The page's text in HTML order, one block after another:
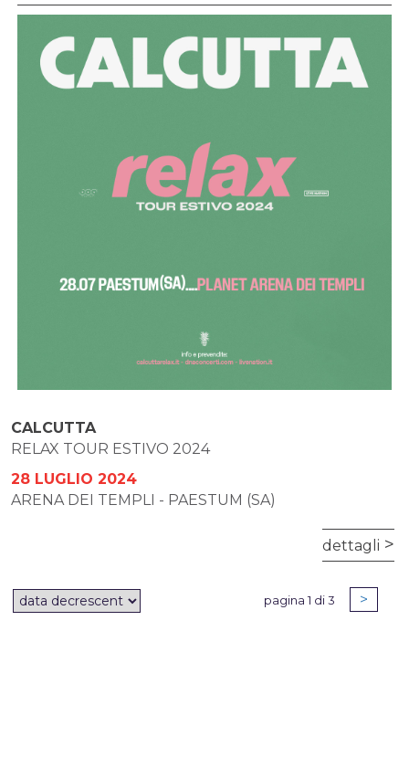
CALCUTTA
RELAX TOUR ESTIVO 2024
28 LUGLIO 2024
ARENA DEI TEMPLI - PAESTUM (SA)
dettagli
pagina 1 di 3 >